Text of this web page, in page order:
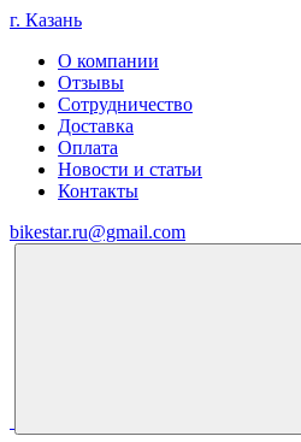
г. Казань
О компании
Отзывы
Сотрудничество
Доставка
Оплата
Новости и статьи
Контакты
bikestar.ru@gmail.com